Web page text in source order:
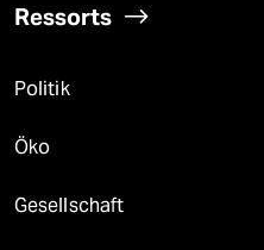
Ressorts
Politik
Öko
Gesellschaft